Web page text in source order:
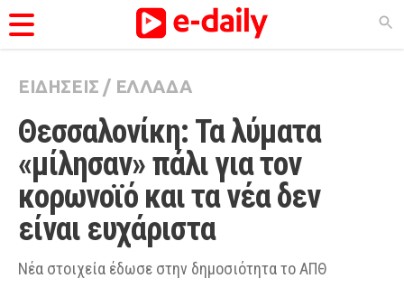
ΚΑΤΗΓΟΡΊΕΣ
Ειδήσεις
Θέματα
Videos
Podcasts
Viral
ΕΙΔΗΣΕΙΣ / ΕΛΛΑΔΑ
Θεσσαλονίκη: Τα λύματα
«μίλησαν» πάλι για τον
κορωνοϊό και τα νέα δεν
είναι ευχάριστα
Νέα στοιχεία έδωσε στην δημοσιότητα το ΑΠΘ